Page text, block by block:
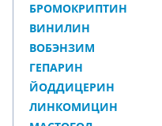
БРОМОКРИПТИН
ВИНИЛИН
ВОБЭНЗИМ
ГЕПАРИН
ЙОДДИЦЕРИН
ЛИНКОМИЦИН